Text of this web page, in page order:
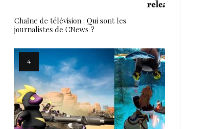
Chaîne de télévision : Qui sont les
journalistes de CNews ?